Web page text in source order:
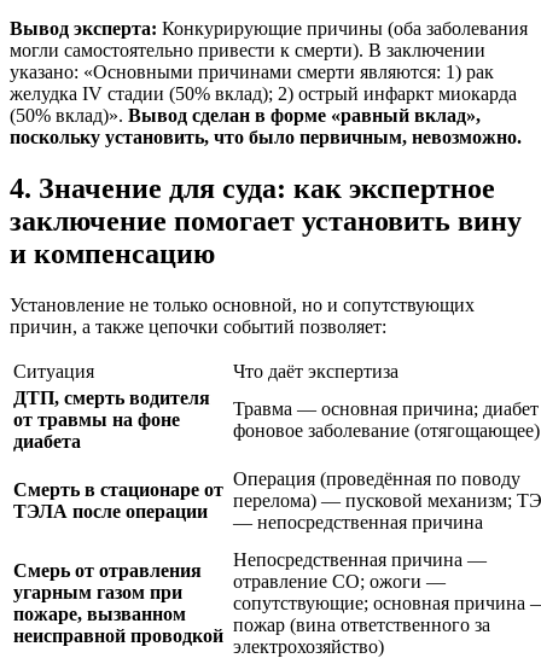
Вывод эксперта: Конкурирующие причины (оба заболевания
могли самостоятельно привести к смерти). В заключении
указано: «Основными причинами смерти являются: 1) рак
желудка IV стадии (50% вклад); 2) острый инфаркт миокарда
(50% вклад)». Вывод сделан в форме «равный вклад»,
поскольку установить, что было первичным, невозможно.
4. Значение для суда: как экспертное
заключение помогает установить вину
и компенсацию
Установление не только основной, но и сопутствующих
причин, а также цепочки событий позволяет:
Ситуация
Что даёт экспертиза
ДТП, смерть водителя
от травмы на фоне
диабета
Травма — основная причина;
фоновое заболевание (отягощающее)
Смерть в стационаре от
ТЭЛА после операции
Операция (проведённая по поводу
перелома) — пусковой механизм;
— непосредственная причина
Смерь от отравления
угарным газом при
пожаре, вызванном
неисправной проводкой
Непосредственная причина —
отравление CO; ожоги —
сопутствующие; основная причина
пожар (вина ответственного за
электрохозяйство)